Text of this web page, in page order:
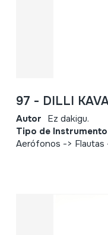
97 - DILLI
Autor Ez dakigu.
Tipo de
Aerófonos -> Flautas